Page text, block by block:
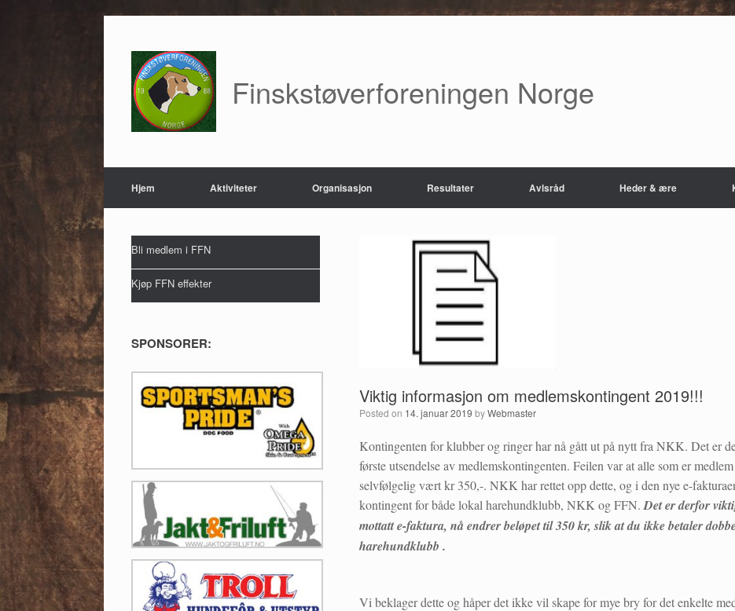
content
Finskstøverforeningen Norge
Hjem Aktiviteter Organisasjon Resultater Avlsråd Heder & ære
Viktig informasjon om medlemskontingent 2019!!!
Posted on 14. januar 2019 byWebmaster
Kontingenten for klubber og ringer har nå gått ut på nytt fra NKK. Det er
første utsendelse av medlemskontingenten. Feilen var at alle som er
selvfølgelig vært kr 350,-. NKK har rettet opp dette, og i den nye e-
kontingent for både lokal harehundklubb, NKK og FFN.Det er derfor
mottatt e-faktura, nå endrer beløpet til 350 kr, slik at du ikke betaler
harehundklubb .
Vi beklager dette og håper det ikke vil skape for mye bry for det enkelte
Bli medlem i FFN
Kjøp FFN effekter
SPONSORER: